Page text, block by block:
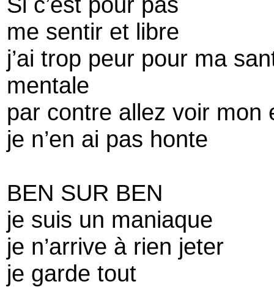
me sentir et libre
j’ai trop peur pour ma
mentale
par contre allez voir mon
je n’en ai pas honte
BEN SUR BEN
je suis un maniaque
je n’arrive à rien jeter
je garde tout